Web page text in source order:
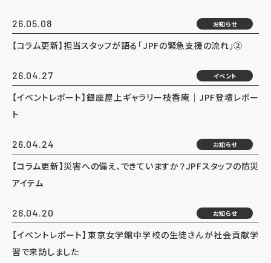
26.05.08 お知らせ
【コラム更新】担当スタッフが語る「JPFの緊急支援の流れ」②
26.04.27 イベント
【イベントレポート】銀座屋上ギャラリー枝香庵｜JPF登壇レポー
ト
26.04.24 お知らせ
【コラム更新】災害への備え、できていますか？JPFスタッフの防災
アイテム
26.04.20 お知らせ
【イベントレポート】東京女学館中学校の生徒さんが社会貢献学
習で来訪しました